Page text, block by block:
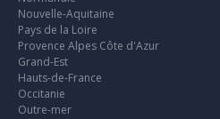
Nouvelle-Aquitaine
Pays de la Loire
Provence Alpes Côte d'Azur
Grand-Est
Hauts-de-France
Occitanie
Outre-mer